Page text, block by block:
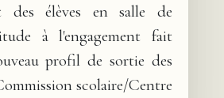
des élèves en salle de
à l'engagement fait
profil de sortie des
scolaire/Centre